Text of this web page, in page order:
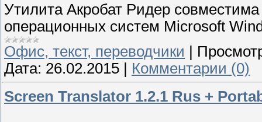
Утилита Акробат Ридер
операционных систем Microsoft
Офис, текст, переводчики
Дата: 26.02.2015
Комментарии (0)
Screen Translator 1.2.1 Rus +